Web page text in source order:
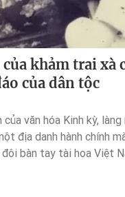
khảm trai xà
của dân tộc
văn hóa Kinh kỳ,
địa danh hành chính
bàn tay tài hoa Việt